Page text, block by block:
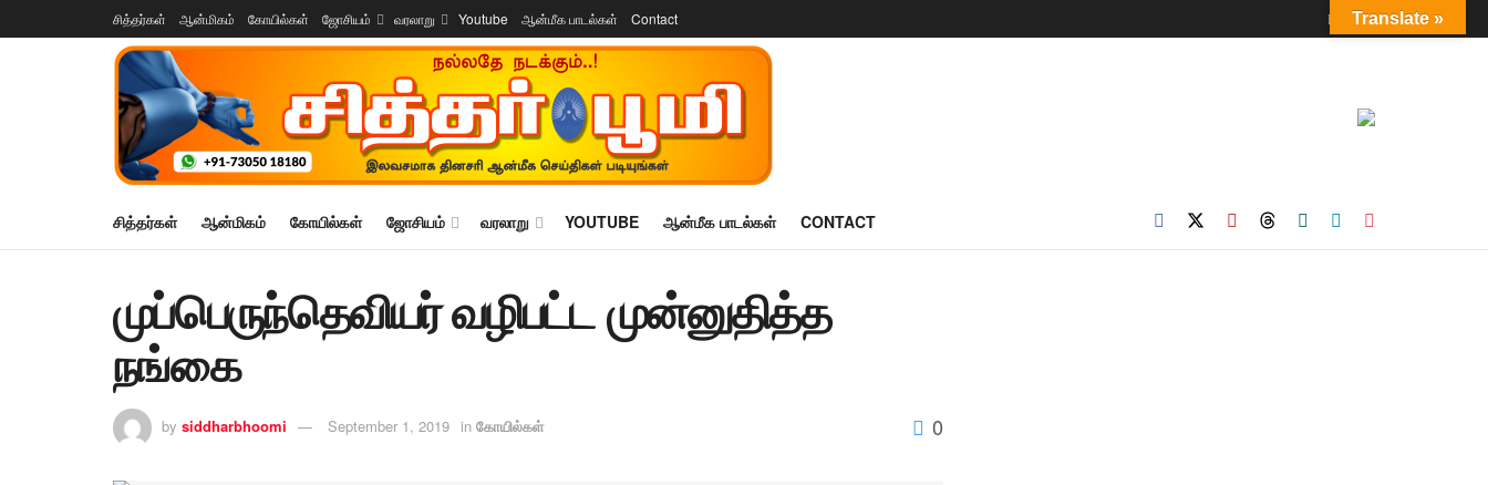
சித்தர்கள் ஆன்மிகம் கோயில்கள் ஜோசியம் வரலாறு Youtube ஆன்மீக பாடல்கள் Contact Login
சித்தர்கள் ஆன்மிகம் கோயில்கள் ஜோசியம் வரலாறு YOUTUBE ஆன்மீக பாடல்கள் CONTACT
முப்பெருந்தெவியர் வழிபட்ட முன்னுதித்த
நங்கை
by siddharbhoomi September 1, 2019 in கோயில்கள் 0
Translate »